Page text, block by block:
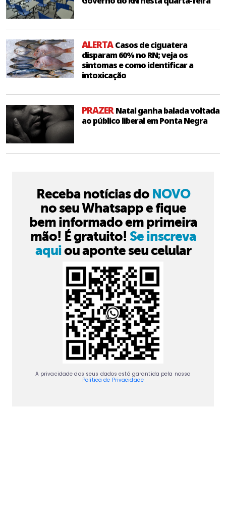
ALERTACasos de ciguatera
disparam 60% no RN; veja os
sintomas e como identificar a
intoxicação
PRAZERNatal ganha balada voltada
ao público liberal em Ponta Negra
Receba notícias do NOVO
no seu Whatsapp e fique
bem informado em primeira
mão! É gratuito! Se inscreva
aquiou aponte seu celular
A privacidade dos seus dados está garantida pela nossa
Política de Privacidade